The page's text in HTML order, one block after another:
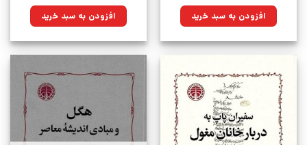
۶۵۰,۰۰۰تومان
بود.
۴۶۴,۷۵۰تومان.افزودن به سبد خرید ۵۹۰,۰۰۰تومان
بود.
۴۲۱,۸۵۰تومان.افزودن به سبد خرید